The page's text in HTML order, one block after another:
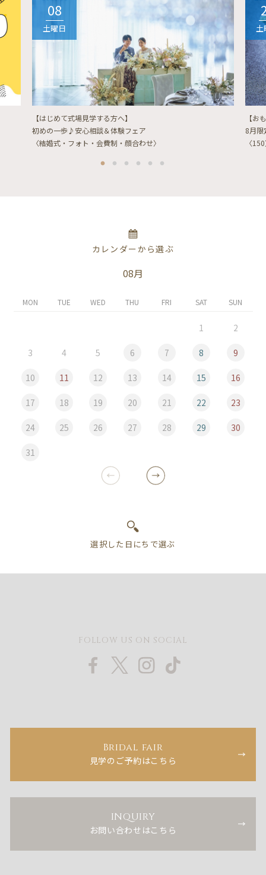
08
土曜日
【はじめて式場見学する方へ】
初めの一歩♪安心相談＆体験フェア
〈結婚式・フォト・会費制・顔合わせ〉
土
【お
8月限
〈
カレンダーから選ぶ
08月
MON TUE WED THU FRI SAT SUN
1 2
3 4 5 6 7 8 9
10 11 12 13 14 15 16
17 18 19 20 21 22 23
24 25 26 27 28 29 30
31
FOLLOW US ON SOCIAL
Bridal fair
見学のご予約はこちら
INQUIRY
お問い合わせはこちら